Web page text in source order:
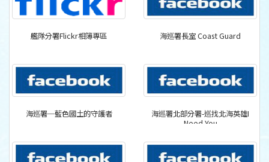
艦隊分署Flickr相簿專區 海巡署長室 Coast Guard
海巡署─藍色國土的守護者
海巡署北部分署-巡找北海英雄I
Need You